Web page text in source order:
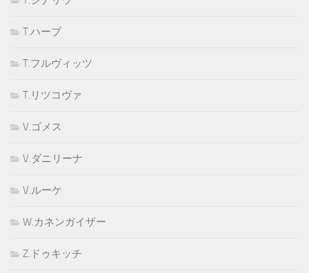
T.ハーブ
T.フルヴィッツ
T.リツコヴァ
V.ゴメス
V.ダニリーナ
V.ルーケ
W.カネンガイザー
Z.ドゥキッチ